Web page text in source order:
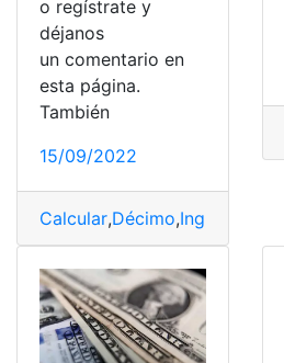
o regístrate y
déjanos
un comentario en
esta página.
También
15/09/2022
Calcular,Décimo,Ingreso